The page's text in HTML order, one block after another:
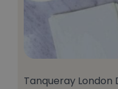
Tanqueray